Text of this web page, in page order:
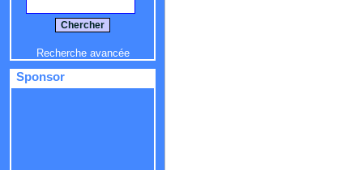
Recherche avancée
Sponsor